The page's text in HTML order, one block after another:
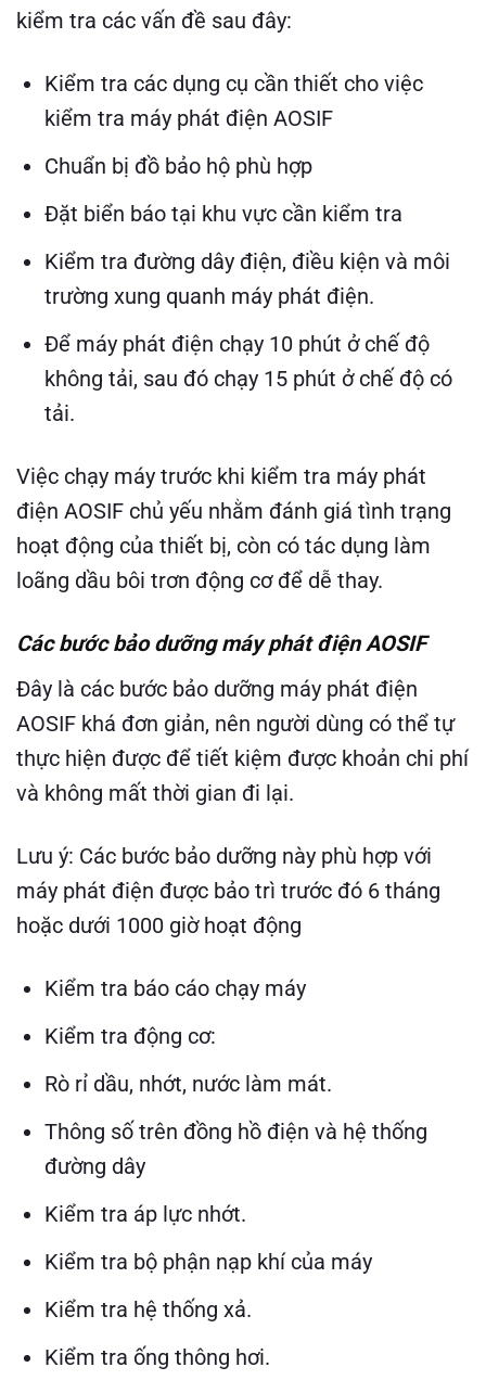
kiểm tra các vấn đề sau đây:
Kiểm tra các dụng cụ cần thiết cho việc
kiểm tra máy phát điện AOSIF
Chuẩn bị đồ bảo hộ phù hợp
Đặt biển báo tại khu vực cần kiểm tra
Kiểm tra đường dây điện, điều kiện và môi
trường xung quanh máy phát điện.
Để máy phát điện chạy 10 phút ở chế độ
không tải, sau đó chạy 15 phút ở chế độ có
tải.
Việc chạy máy trước khi kiểm tra máy phát
điện AOSIF chủ yếu nhằm đánh giá tình trạng
hoạt động của thiết bị, còn có tác dụng làm
loãng dầu bôi trơn động cơ để dễ thay.
Các bước bảo dưỡng máy phát điện AOSIF
Đây là các bước bảo dưỡng máy phát điện
AOSIF khá đơn giản, nên người dùng có thể tự
thực hiện được để tiết kiệm được khoản chi phí
và không mất thời gian đi lại.
Lưu ý: Các bước bảo dưỡng này phù hợp với
máy phát điện được bảo trì trước đó 6 tháng
hoặc dưới 1000 giờ hoạt động
Kiểm tra báo cáo chạy máy
Kiểm tra động cơ:
Rò rỉ dầu, nhớt, nước làm mát.
Thông số trên đồng hồ điện và hệ thống
đường dây
Kiểm tra áp lực nhớt.
Kiểm tra bộ phận nạp khí của máy
Kiểm tra hệ thống xả.
Kiểm tra ống thông hơi.